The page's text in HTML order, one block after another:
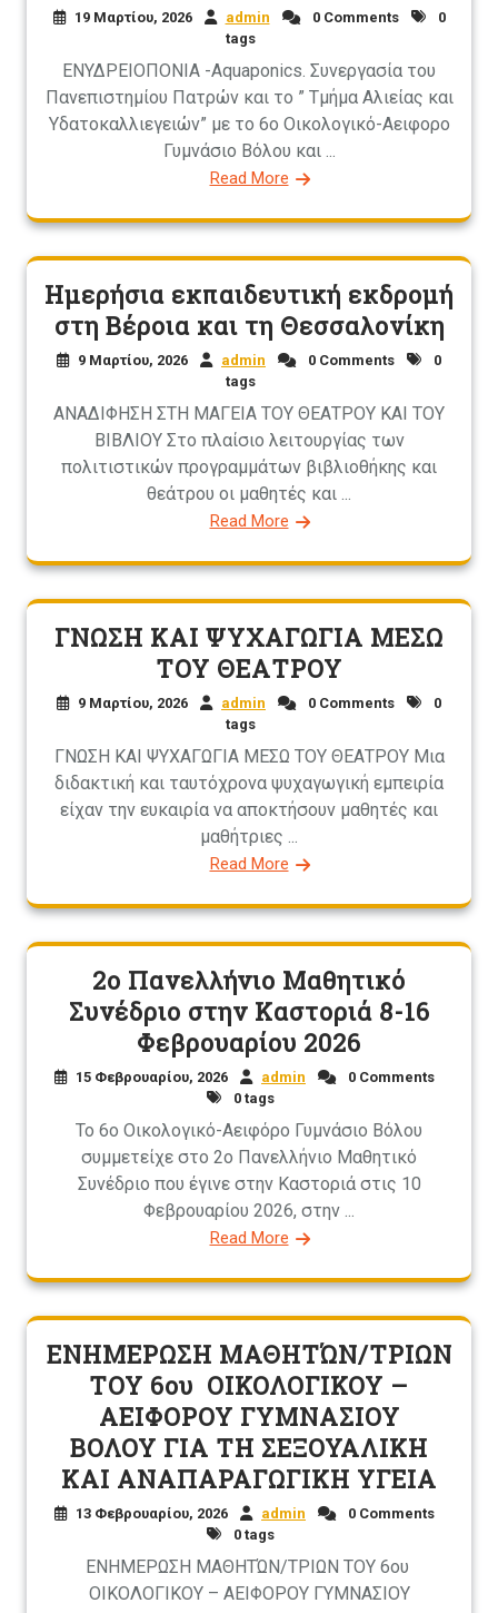
19 Μαρτίου, 2026 admin 0 Comments
0
tags
ΕΝΥΔΡΕΙΟΠΟΝΙΑ -Aquaponics. Συνεργασία του
Πανεπιστημίου Πατρών και το ” Τμήμα Αλιείας και
Υδατοκαλλιεγειών” με το 6ο Οικολογικό-Αειφορο
Γυμνάσιο Βόλου και ...
Read More
Ημερήσια εκπαιδευτική εκδρομή
στη Βέροια και τη Θεσσαλονίκη
9 Μαρτίου, 2026 admin 0 Comments
0
tags
ΑΝΑΔΙΦΗΣΗ ΣΤΗ ΜΑΓΕΙΑ ΤΟΥ ΘΕΑΤΡΟΥ ΚΑΙ ΤΟΥ
ΒΙΒΛΙΟΥ Στο πλαίσιο λειτουργίας των
πολιτιστικών προγραμμάτων βιβλιοθήκης και
θεάτρου οι μαθητές και ...
Read More
ΓΝΩΣΗ ΚΑΙ ΨΥΧΑΓΩΓΙΑ ΜΕΣΩ
ΤΟΥ ΘΕΑΤΡΟΥ
9 Μαρτίου, 2026 admin 0 Comments
0
tags
ΓΝΩΣΗ ΚΑΙ ΨΥΧΑΓΩΓΙΑ ΜΕΣΩ ΤΟΥ ΘΕΑΤΡΟΥ Μια
διδακτική και ταυτόχρονα ψυχαγωγική εμπειρία
είχαν την ευκαιρία να αποκτήσουν μαθητές και
μαθήτριες ...
Read More
2ο Πανελλήνιο Μαθητικό
Συνέδριο στην Καστοριά 8-16
Φεβρουαρίου 2026
15 Φεβρουαρίου, 2026 admin
0 Comments
0 tags
Το 6ο Οικολογικό-Αειφόρο Γυμνάσιο Βόλου
συμμετείχε στο 2ο Πανελλήνιο Μαθητικό
Συνέδριο που έγινε στην Καστοριά στις 10
Φεβρουαρίου 2026, στην ...
Read More
ΕΝΗΜΕΡΩΣΗ ΜΑΘΗΤΏΝ/ΤΡΙΩΝ
ΤΟΥ 6ου ΟΙΚΟΛΟΓΙΚΟΥ –
ΑΕΙΦΟΡΟΥ ΓΥΜΝΑΣΙΟΥ
ΒΟΛΟΥ ΓΙΑ ΤΗ ΣΕΞΟΥΑΛΙΚΗ
ΚΑΙ ΑΝΑΠΑΡΑΓΩΓΙΚΗ ΥΓΕΙΑ
13 Φεβρουαρίου, 2026 admin
0 Comments
0 tags
ΕΝΗΜΕΡΩΣΗ ΜΑΘΗΤΏΝ/ΤΡΙΩΝ ΤΟΥ 6ου
ΟΙΚΟΛΟΓΙΚΟΥ – ΑΕΙΦΟΡΟΥ ΓΥΜΝΑΣΙΟΥ